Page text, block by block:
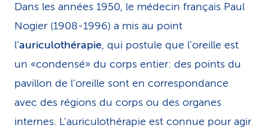
Dans les années 1950, le médecin français Paul
Nogier (1908-1996) a mis au point
l’auriculothérapie, qui postule que l’oreille est
un «condensé» du corps entier: des points du
pavillon de l’oreille sont en correspondance
avec des régions du corps ou des organes
internes. L’auriculothérapie est connue pour agir